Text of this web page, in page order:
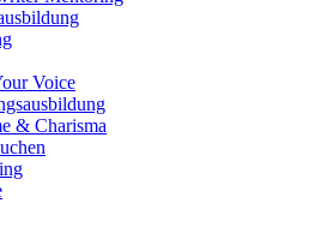
Voice
& Charisma